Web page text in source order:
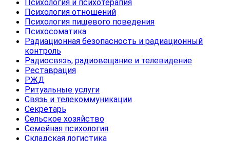
Психология и психотерапия
Психология отношений
Психология пищевого поведения
Психосоматика
Радиационная безопасность и радиационный
контроль
Радиосвязь, радиовещание и телевидение
Реставрация
РЖД
Ритуальные услуги
Связь и телекоммуникации
Секретарь
Сельское хозяйство
Семейная психология
Складская логистика